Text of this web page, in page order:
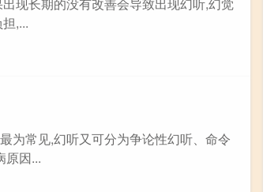
,...
为常见,幻听又可分为争论性幻听、命令
原因...